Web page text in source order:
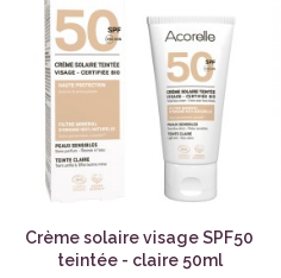
Crème solaire visage SPF50
teintée - claire 50ml